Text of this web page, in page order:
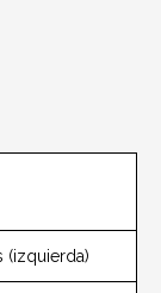
(izquierda)